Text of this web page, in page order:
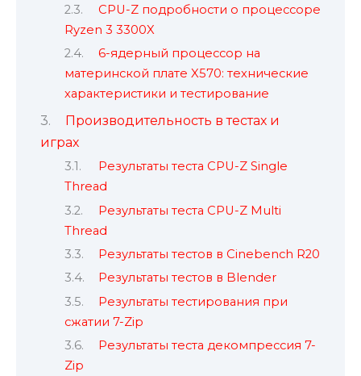
CPU-Z подробности о процессоре
Ryzen 3 3300X
6-ядерный процессор на
материнской плате X570: технические
характеристики и тестирование
Производительность в тестах и ​​
играх
Результаты теста CPU-Z Single
Thread
Результаты теста CPU-Z Multi
Thread
Результаты тестов в Cinebench R20
Результаты тестов в Blender
Результаты тестирования при
сжатии 7-Zip
Результаты теста декомпрессия 7-
Zip